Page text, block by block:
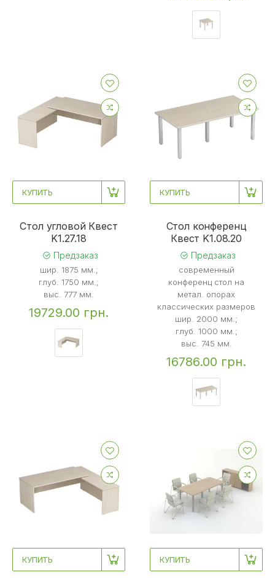
КУПИТЬ
Стол угловой Квест
K1.27.18
Предзаказ
шир. 1875 мм.;
глуб. 1750 мм.;
выс. 777 мм.
19729.00 грн.
КУПИТЬ
Стол конференц
Квест K1.08.20
Предзаказ
современный
конференц стол на
метал. опорах
классических размеров
шир. 2000 мм.;
глуб. 1000 мм.;
выс. 745 мм.
16786.00 грн.
КУПИТЬ КУПИТЬ